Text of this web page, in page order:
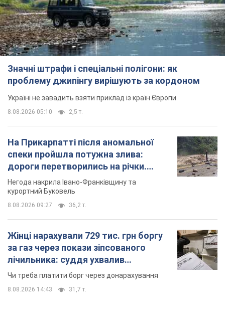
Значні штрафи і спеціальні полігони: як
проблему джипінгу вирішують за кордоном
Україні не завадить взяти приклад із країн Європи
8.08.2026 05:10 2,5 т.
На Прикарпатті після аномальної
спеки пройшла потужна злива:
дороги перетворились на річки.
Відео
Негода накрила Івано-Франківщину та
курортний Буковель
8.08.2026 09:27 36,2 т.
Жінці нарахували 729 тис. грн боргу
за газ через покази зіпсованого
лічильника: суддя ухвалив
неочікуване рішення
Чи треба платити борг через донарахування
8.08.2026 14:43 31,7 т.